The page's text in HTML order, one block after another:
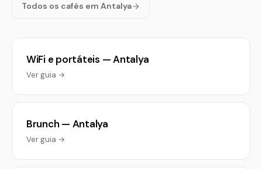
Todos os cafés em Antalya
WiFi e portáteis — Antalya
Ver guia →
Brunch — Antalya
Ver guia →